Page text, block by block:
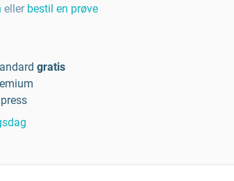
eller bestil en prøve
gratis